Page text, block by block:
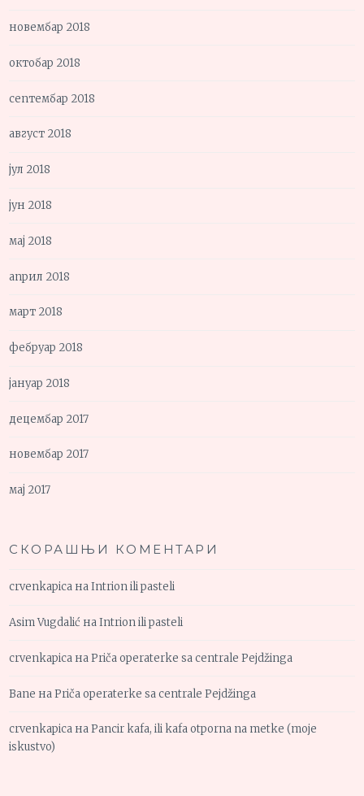
новембар 2018
октобар 2018
септембар 2018
август 2018
јул 2018
јун 2018
мај 2018
април 2018
март 2018
фебруар 2018
јануар 2018
децембар 2017
новембар 2017
мај 2017
СКОРАШЊИ КОМЕНТАРИ
crvenkapica наIntrion ili pasteli
Asim Vugdalić наIntrion ili pasteli
crvenkapica наPriča operaterke sa centrale Pejdžinga
Bane наPriča operaterke sa centrale Pejdžinga
crvenkapica наPancir kafa, ili kafa otporna na metke (moje
iskustvo)